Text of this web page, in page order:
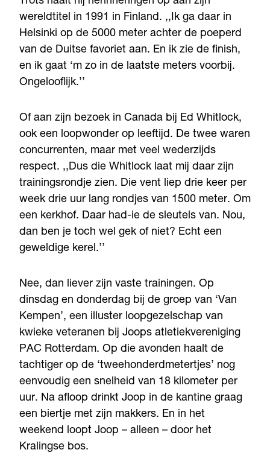
wereldtitel in 1991 in Finland. ,,Ik ga daar in
Helsinki op de 5000 meter achter de poeperd
van de Duitse favoriet aan. En ik zie de finish,
en ik gaat ‘m zo in de laatste meters voorbij.
Ongelooflijk.’’
Of aan zijn bezoek in Canada bij Ed Whitlock,
ook een loopwonder op leeftijd. De twee waren
concurrenten, maar met veel wederzijds
respect. ,,Dus die Whitlock laat mij daar zijn
trainingsrondje zien. Die vent liep drie keer per
week drie uur lang rondjes van 1500 meter. Om
een kerkhof. Daar had-ie de sleutels van. Nou,
dan ben je toch wel gek of niet? Echt een
geweldige kerel.’’
Nee, dan liever zijn vaste trainingen. Op
dinsdag en donderdag bij de groep van ‘Van
Kempen’, een illuster loopgezelschap van
kwieke veteranen bij Joops atletiekvereniging
PAC Rotterdam. Op die avonden haalt de
tachtiger op de ‘tweehonderdmetertjes’ nog
eenvoudig een snelheid van 18 kilometer per
uur. Na afloop drinkt Joop in de kantine graag
een biertje met zijn makkers. En in het
weekend loopt Joop – alleen – door het
Kralingse bos.